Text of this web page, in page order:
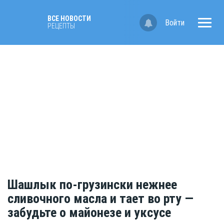
ВСЕ НОВОСТИ
РЕЦЕПТЫ
Войти
Шашлык по-грузински нежнее
сливочного масла и тает во рту —
забудьте о майонезе и уксусе